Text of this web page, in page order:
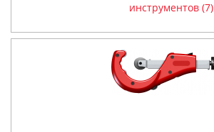
инструментов (7)